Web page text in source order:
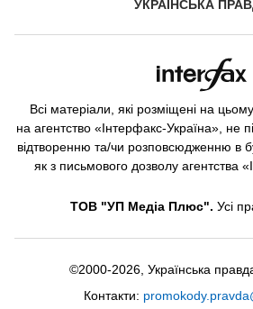
УКРАЇНСЬКА
Всі матеріали, які розміщені на
на агентство «Інтерфакс-Україна», не
відтворенню та/чи розповсюдженню в
як з письмового дозволу агентства
ТОВ "УП Медіа Плюс". Усі
©2000-2026, Українська
Контакти: